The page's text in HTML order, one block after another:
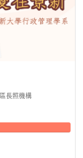
長照機構